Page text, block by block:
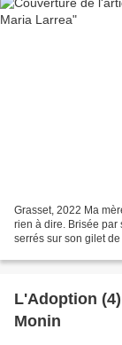
Grasset, 2022 Ma
rien à dire. Brisée par
serrés sur son gilet
L'Adoption
Monin